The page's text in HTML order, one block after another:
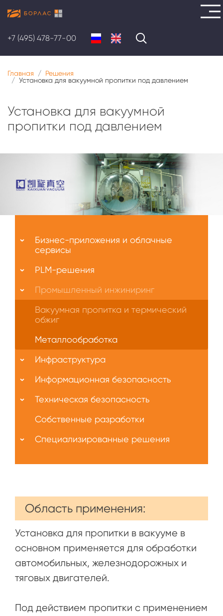
основному
содержанию
+7 (495) 478-77-00
Главная
Решения
Установка для вакуумной пропитки под давлением
Установка для вакуумной
пропитки под давлением
Область применения:
Установка для пропитки в вакууме в
основном применяется для обработки
автомобильных, железнодорожных и
тяговых двигателей.
Под действием пропитки с применением
нас
Бизнес-приложения и облачные
сервисы
PLM-решения
Промышленный инжиниринг
Вакуумная пропитка и термический
обжиг
Металлообработка
Инфраструктура
Информационная безопасность
Техническая безопасность
Собственные разработки
Специализированные решения